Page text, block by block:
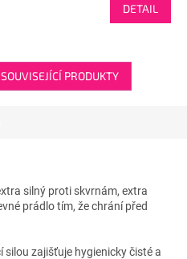
DETAIL
PRODUKTY
silný proti skvrnám, extra
prádlo tím, že chrání před
silou zajišťuje hygienicky čisté a